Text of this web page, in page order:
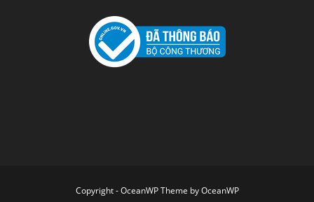
Copyright - OceanWP Theme by OceanWP